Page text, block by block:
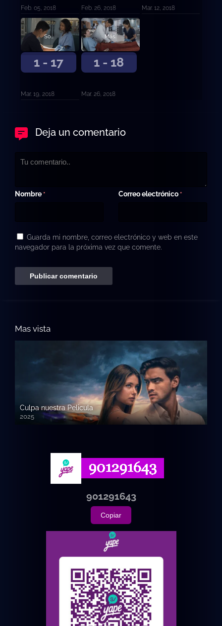
Feb. 05, 2018 Feb. 26, 2018 Mar. 12, 2018
1 - 17
Sonrisa.
Mar. 19, 2018
1 - 18
Más.
Mar. 26, 2018
Deja un comentario
Nombre * Correo electrónico *
Guarda mi nombre, correo electrónico y web en este
navegador para la próxima vez que comente.
Mas vista
Culpa nuestra Pelicula
2025
720p HD
901291643
Copiar